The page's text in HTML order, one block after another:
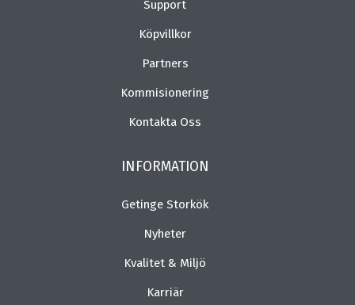
Support
Köpvillkor
Partners
Kommisionering
Kontakta Oss
INFORMATION
Getinge Storkök
Nyheter
Kvalitet & Miljö
Karriär